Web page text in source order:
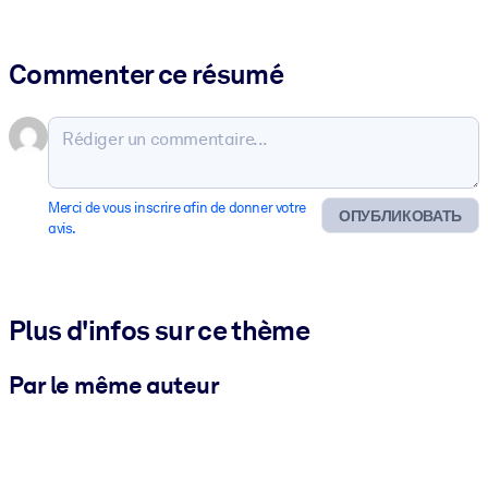
Commenter ce résumé
ОПУБЛИКОВАТЬ
Merci de vous inscrire afin de donner votre
avis.
Plus d'infos sur ce thème
Par le même auteur